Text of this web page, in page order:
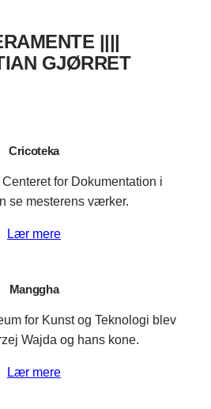
||||
GJØRRET
Cricoteka
Centeret for Dokumentation i
se mesterens værker.
Lær mere
Manggha
for Kunst og Teknologi blev
Wajda og hans kone.
Lær mere